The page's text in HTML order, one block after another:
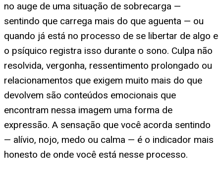
no auge de uma situação de sobrecarga —
sentindo que carrega mais do que aguenta — ou
quando já está no processo de se libertar de algo e
o psíquico registra isso durante o sono. Culpa não
resolvida, vergonha, ressentimento prolongado ou
relacionamentos que exigem muito mais do que
devolvem são conteúdos emocionais que
encontram nessa imagem uma forma de
expressão. A sensação que você acorda sentindo
— alívio, nojo, medo ou calma — é o indicador mais
honesto de onde você está nesse processo.